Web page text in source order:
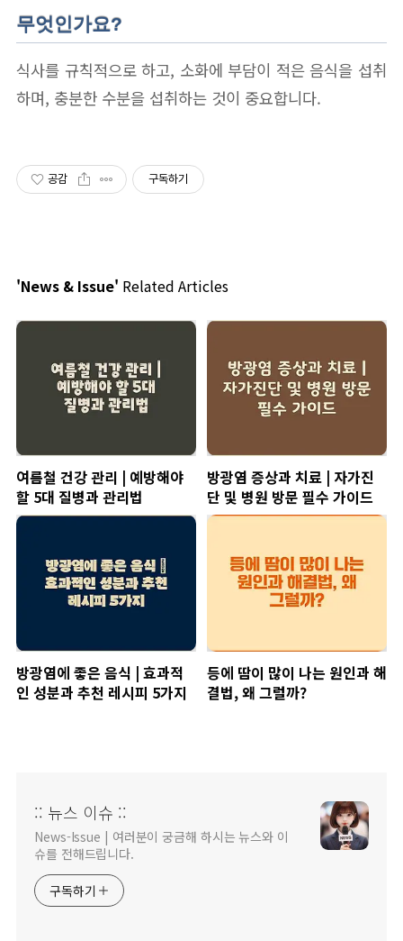
무엇인가요?
식사를 규칙적으로 하고, 소화에 부담이 적은 음식을 섭취
하며, 충분한 수분을 섭취하는 것이 중요합니다.
공감 구독하기
'News & Issue' Related Articles
여름철 건강 관리 | 예방해야
할 5대 질병과 관리법
방광염 증상과 치료 | 자가진
단 및 병원 방문 필수 가이드
방광염에 좋은 음식 | 효과적
인 성분과 추천 레시피 5가지
등에 땀이 많이 나는 원인과 해
결법, 왜 그럴까?
:: 뉴스 이슈 ::
News-Issue | 여러분이 궁금해 하시는 뉴스와 이
슈를 전해드립니다.
구독하기